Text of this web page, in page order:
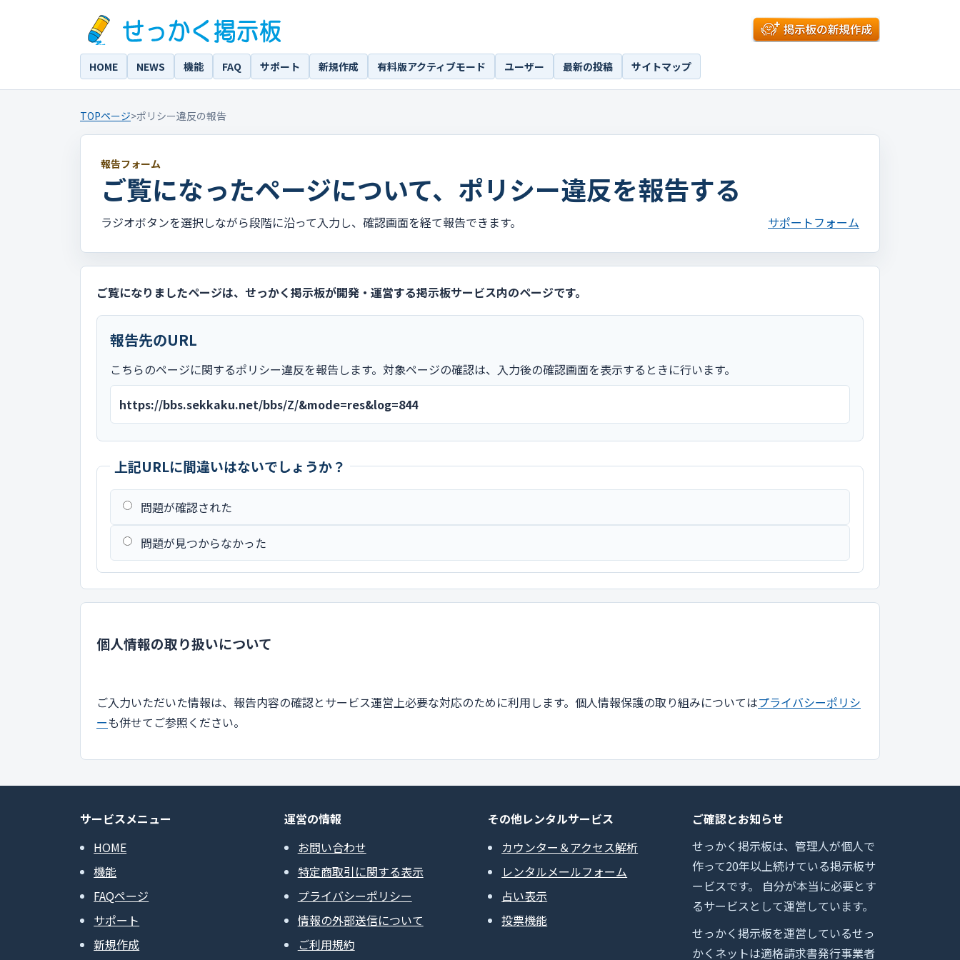
HOME NEWS 機能 FAQ サポート 新規作成 有料版アクティブモード ユーザー 最新の投稿 サイトマップ
TOPページ>ポリシー違反の報告
報告フォーム
ご覧になったページについて、ポリシー違反を報告する
ラジオボタンを選択しながら段階に沿って入力し、確認画面を経て報告できます。 サポートフォーム
ご覧になりましたページは、せっかく掲示板が開発・運営する掲示板サービス内のページです。
報告先のURL
こちらのページに関するポリシー違反を報告します。対象ページの確認は、入力後の確認画面を表示するときに行います。
https://bbs.sekkaku.net/bbs/Z/&mode=res&log=844
上記URLに間違いはないでしょうか？
問題が確認された
問題が見つからなかった
個人情報の取り扱いについて
ご入力いただいた情報は、報告内容の確認とサービス運営上必要な対応のために利用します。個人情報保護の取り組みについてはプライバシーポリシ
ーも併せてご参照ください。
サービスメニュー
HOME
機能
FAQページ
サポート
新規作成
運営の情報
お問い合わせ
特定商取引に関する表示
プライバシーポリシー
情報の外部送信について
ご利用規約
その他レンタルサービス
カウンター＆アクセス解析
レンタルメールフォーム
占い表示
投票機能
ご確認とお知らせ
せっかく掲示板は、管理人が個人で
作って20年以上続けている掲示板サ
ービスです。 自分が本当に必要とす
るサービスとして運営しています。
せっかく掲示板を運営しているせっ
かくネットは適格請求書発行事業者